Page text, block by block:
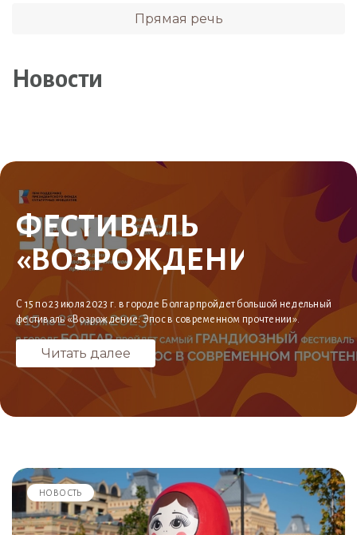
Прямая речь
Новости
ФЕСТИВАЛЬ
«ВОЗРОЖДЕНИЕ:
ЭПОС
В СОВРЕМЕННОМ
ПРОЧТЕНИИ»
С 15 по 23 июля 2023 г. в городе Болгар пройдет большой недельный
фестиваль «Возрождение: Эпос в современном прочтении».
Читать далее
НОВОСТЬ